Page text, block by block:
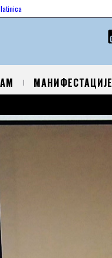
latinica
МАНИФЕСТАЦИЈЕ